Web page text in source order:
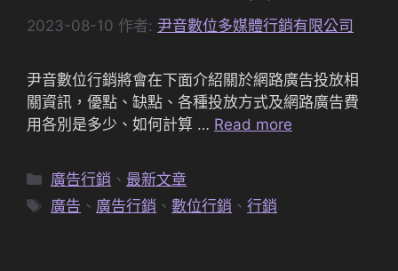
2023-08-10 作者: 尹音數位多媒體行銷有限公司
尹音數位行銷將會在下面介紹關於網路廣告投放相
關資訊，優點、缺點、各種投放方式及網路廣告費
用各別是多少、如何計算 … Read more
分
類
廣告行銷 、 最新文章
標
廣告 、 廣告行銷 、數位行銷 、行銷